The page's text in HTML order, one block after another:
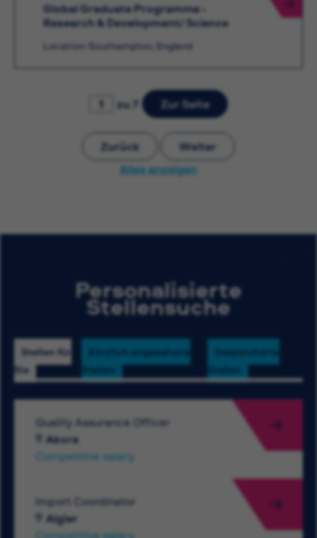
Global Graduate Programme -
Research & Development/ Science
Location: Southampton, England
zu 7 Zur Seite
Zurück
Weiter
Alles anzeigen
Personalisierte
Stellensuche
Stellen für
Sie
Kürzlich angesehene
Stellen
Gespeicherte
Stellen
Quality Assurance Officer
Akora
Competitive salary
Import Coordinator
Algier